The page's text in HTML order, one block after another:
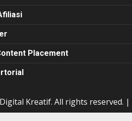
Placement
Kreatif. All rights reserved. |